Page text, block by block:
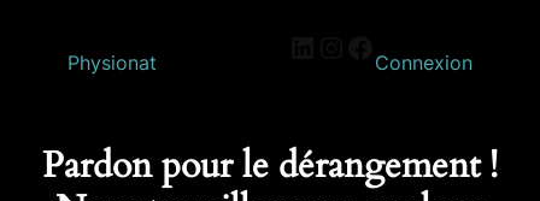
Physionat Connexion
Pardon pour le dérangement !